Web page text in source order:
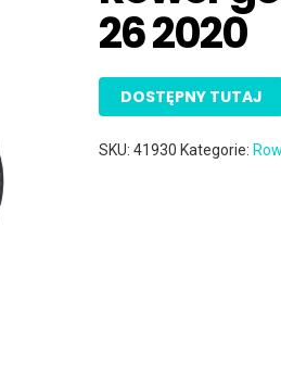
26 2020
DOSTĘPNY TUTAJ
SKU:41930 Kategorie: